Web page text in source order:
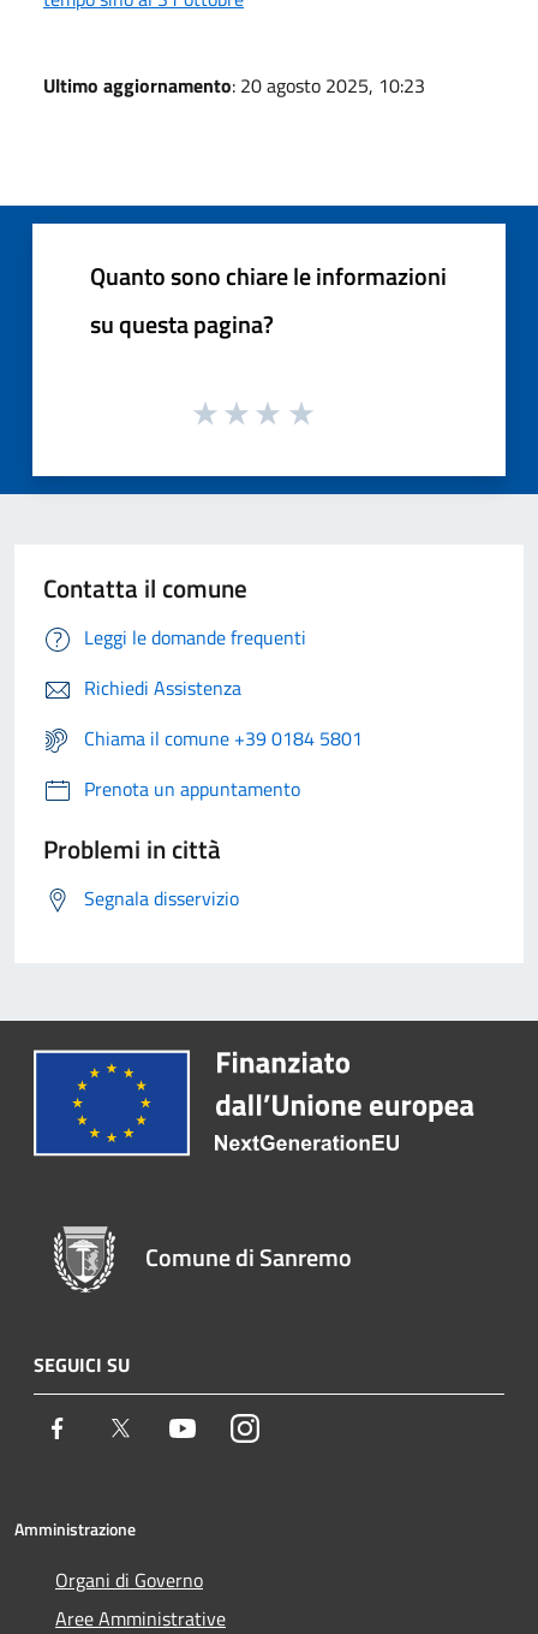
Ultimo aggiornamento: 20 agosto 2025, 10:23
Quanto sono chiare le informazioni
su questa pagina?
Contatta il comune
Leggi le domande frequenti
Richiedi Assistenza
Chiama il comune +39 0184 5801
Prenota un appuntamento
Problemi in città
Segnala disservizio
Comune di Sanremo
SEGUICI SU
Facebook Twitter YoutubeInstagram
Amministrazione
Organi di Governo
Aree Amministrative